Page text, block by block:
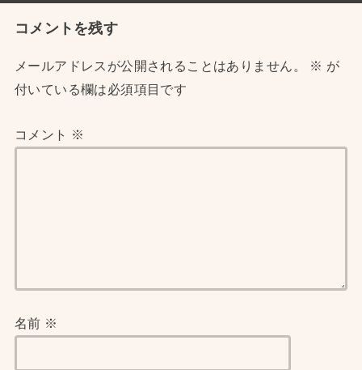
コメントを残す
メールアドレスが公開されることはありません。 ※ が
付いている欄は必須項目です
コメント ※
名前 ※